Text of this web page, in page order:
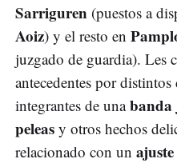
Sarriguren (puestos a
Aoiz) y el resto en
juzgado de guardia). Les
antecedentes por distintos
integrantes de una
peleas y otros hechos
relacionado con un